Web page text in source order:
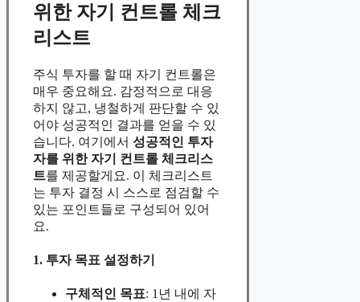
위한 자기 컨트롤 체크
리스트
주식 투자를 할 때 자기 컨트롤은
매우 중요해요. 감정적으로 대응
하지 않고, 냉철하게 판단할 수 있
어야 성공적인 결과를 얻을 수 있
습니다. 여기에서 성공적인 투자
자를 위한 자기 컨트롤 체크리스
트를 제공할게요. 이 체크리스트
는 투자 결정 시 스스로 점검할 수
있는 포인트들로 구성되어 있어
요.
1. 투자 목표 설정하기
구체적인 목표: 1년 내에 자